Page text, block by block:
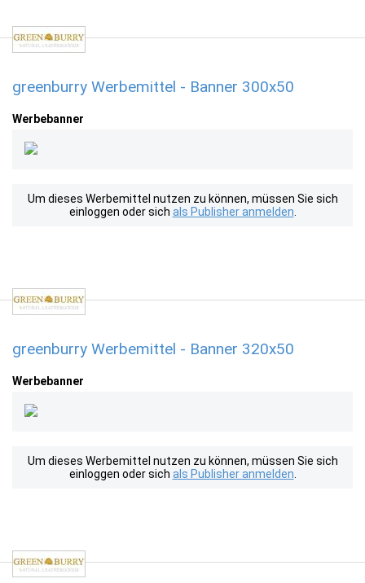
greenburry Werbemittel - Banner 300x50
Werbebanner
Um dieses Werbemittel nutzen zu können, müssen Sie sich
einloggen oder sich als Publisher anmelden
greenburry Werbemittel - Banner 320x50
Werbebanner
Um dieses Werbemittel nutzen zu können, müssen Sie sich
einloggen oder sich als Publisher anmelden